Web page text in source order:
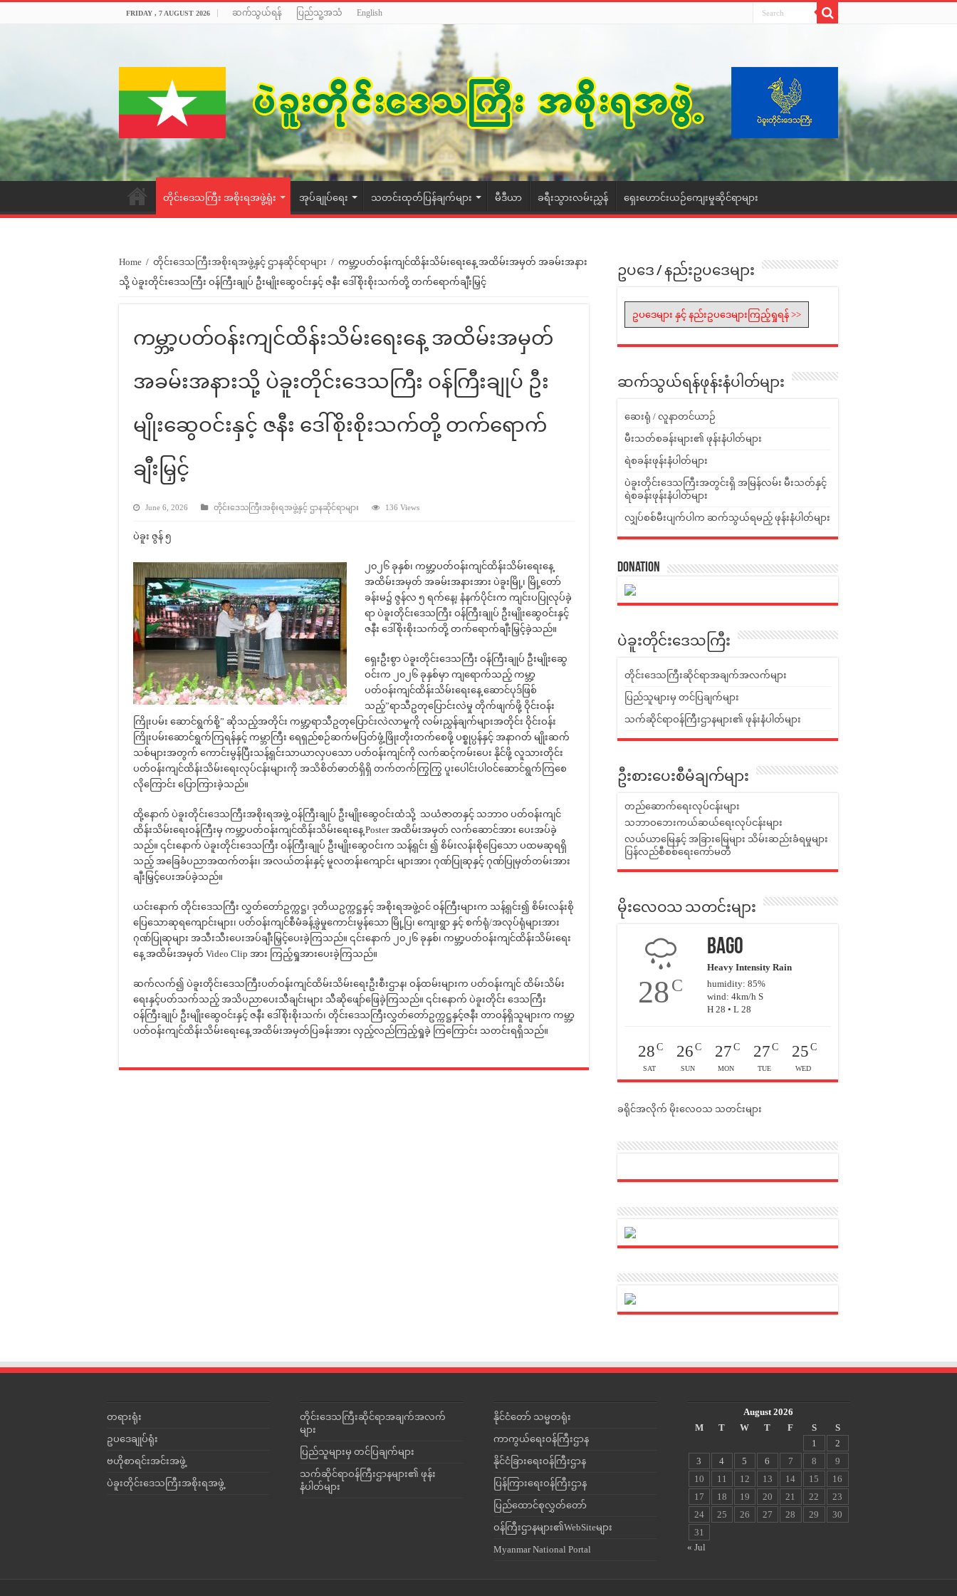
FRIDAY , 7 AUGUST 2026 ဆက်သွယ်ရန် ပြည်သူ့အသံ English
တိုင်းဒေသကြီး အစိုးရအဖွဲ့ရုံး အုပ်ချုပ်ရေး သတင်းထုတ်ပြန်ချက်များ မီဒီယာ ခရီးသွားလမ်းညွှန် ရှေးဟောင်းယဉ်ကျေးမှုဆိုင်ရာများ
Home / တိုင်းဒေသကြီးအစိုးရအဖွဲ့နှင့် ဌာနဆိုင်ရာများ / ကမ္ဘာ့ပတ်ဝန်းကျင်ထိန်းသိမ်းရေးနေ့ အထိမ်းအမှတ် အခမ်းအနား
သို့ ပဲခူးတိုင်းဒေသကြီး ဝန်ကြီးချုပ် ဦးမျိုးဆွေဝင်းနှင့် ဇနီး ဒေါ်စိုးစိုးသက်တို့ တက်ရောက်ချီးမြှင့်
ကမ္ဘာ့ပတ်ဝန်းကျင်ထိန်းသိမ်းရေးနေ့ အထိမ်းအမှတ်
အခမ်းအနားသို့ ပဲခူးတိုင်းဒေသကြီး ဝန်ကြီးချုပ် ဦး
မျိုးဆွေဝင်းနှင့် ဇနီး ဒေါ်စိုးစိုးသက်တို့ တက်ရောက်
ချီးမြှင့်
June 6, 2026 တိုင်းဒေသကြီးအစိုးရအဖွဲ့နှင့် ဌာနဆိုင်ရာများ 136 Views
ပဲခူး ဇွန် ၅
၂၀၂၆ ခုနှစ်၊ ကမ္ဘာ့ပတ်ဝန်းကျင်ထိန်းသိမ်းရေးနေ့
အထိမ်းအမှတ် အခမ်းအနားအား ပဲခူးမြို့၊ မြို့တော်
ခန်းမ၌ ဇွန်လ ၅ ရက်နေ့၊ နံနက်ပိုင်းက ကျင်းပပြုလုပ်ခဲ့
ရာ ပဲခူးတိုင်းဒေသကြီး ဝန်ကြီးချုပ် ဦးမျိုးဆွေဝင်းနှင့်
ဇနီး ဒေါ်စိုးစိုးသက်တို့ တက်ရောက်ချီးမြှင့်ခဲ့သည်။
ရှေးဦးစွာ ပဲခူးတိုင်းဒေသကြီး ဝန်ကြီးချုပ် ဦးမျိုးဆွေ
ဝင်းက ၂၀၂၆ ခုနှစ်မှာ ကျရောက်သည့် ကမ္ဘာ့
ပတ်ဝန်းကျင်ထိန်းသိမ်းရေးနေ့ ဆောင်ပုဒ်ဖြစ်
သည့်”ရာသီဥတုပြောင်းလဲမှု တိုက်ဖျက်ဖို့ ဝိုင်းဝန်း
ကြိုးပမ်း ဆောင်ရွက်စို့” ဆိုသည့်အတိုင်း ကမ္ဘာ့ရာသီဥတုပြောင်းလဲလာမှုကို လမ်းညွှန်ချက်များအတိုင်း ဝိုင်းဝန်း
ကြိုးပမ်းဆောင်ရွက်ကြရန်နှင့် ကမ္ဘာကြီး ရေရှည်စဉ်ဆက်မပြတ်ဖွံ့ဖြိုးတိုးတက်စေဖို့ ပစ္စုပ္ပန်နှင့် အနာဂတ် မျိုးဆက်
သစ်များအတွက် ကောင်းမွန်ပြီးသန့်ရှင်းသာယာလှပသော ပတ်ဝန်းကျင်ကို လက်ဆင့်ကမ်းပေး နိုင်ဖို့ လူသားတိုင်း
ပတ်ဝန်းကျင်ထိန်းသိမ်းရေးလုပ်ငန်းများကို အသိစိတ်ဓာတ်ရှိရှိ တက်တက်ကြွကြွ ပူးပေါင်းပါဝင်ဆောင်ရွက်ကြစေ
လိုကြောင်း ပြောကြားခဲ့သည်။
ထို့နောက် ပဲခူးတိုင်းဒေသကြီးအစိုးရအဖွဲ့ ဝန်ကြီးချုပ် ဦးမျိုးဆွေဝင်းထံသို့ သယံဇာတနှင့် သဘာဝ ပတ်ဝန်းကျင်
ထိန်းသိမ်းရေးဝန်ကြီးမှ ကမ္ဘာ့ပတ်ဝန်းကျင်ထိန်းသိမ်းရေးနေ့ Poster အထိမ်းအမှတ် လက်ဆောင်အား ပေးအပ်ခဲ့
သည်။ ၎င်းနောက် ပဲခူးတိုင်းဒေသကြီး ဝန်ကြီးချုပ် ဦးမျိုးဆွေဝင်းက သန့်ရှင်း ၍ စိမ်းလန်းစိုပြေသော ပထမဆုရရှိ
သည့် အခြေခံပညာအထက်တန်း၊ အလယ်တန်းနှင့် မူလတန်းကျောင်း များအား ဂုဏ်ပြုဆုနှင့် ဂုဏ်ပြုမှတ်တမ်းအား
ချီးမြှင့်ပေးအပ်ခဲ့သည်။
ယင်းနောက် တိုင်းဒေသကြီး လွှတ်တော်ဥက္ကဋ္ဌ၊ ဒုတိယဥက္ကဋ္ဌနှင့် အစိုးရအဖွဲ့ဝင် ဝန်ကြီးများက သန့်ရှင်း၍ စိမ်းလန်းစို
ပြေသောဆုရကျောင်းများ၊ ပတ်ဝန်းကျင်စီမံခန့်ခွဲမှုကောင်းမွန်သော မြို့ပြ၊ ကျေးရွာ နှင့် စက်ရုံ/အလုပ်ရုံများအား
ဂုဏ်ပြုဆုများ အသီးသီးပေးအပ်ချီးမြှင့်ပေးခဲ့ကြသည်။ ၎င်းနောက် ၂၀၂၆ ခုနှစ်၊ ကမ္ဘာ့ပတ်ဝန်းကျင်ထိန်းသိမ်းရေး
နေ့ အထိမ်းအမှတ် Video Clip အား ကြည့်ရှုအားပေးခဲ့ကြသည်။
ဆက်လက်၍ ပဲခူးတိုင်းဒေသကြီးပတ်ဝန်းကျင်ထိမ်းသိမ်းရေးဦးစီးဌာန၊ ဝန်ထမ်းများက ပတ်ဝန်းကျင် ထိမ်းသိမ်း
ရေးနှင့်ပတ်သက်သည့် အသိပညာပေးသီချင်းများ သီဆိုဖျော်ဖြေခဲ့ကြသည်။ ၎င်းနောက် ပဲခူးတိုင်း ဒေသကြီး
ဝန်ကြီးချုပ် ဦးမျိုးဆွေဝင်းနှင့် ဇနီး ဒေါ်စိုးစိုးသက်၊ တိုင်းဒေသကြီးလွှတ်တော်ဥက္ကဋ္ဌနှင့်ဇနီး တာဝန်ရှိသူများက ကမ္ဘာ့
ပတ်ဝန်းကျင်ထိန်းသိမ်းရေးနေ့ အထိမ်းအမှတ်ပြခန်းအား လှည့်လည်ကြည့်ရှုခဲ့ ကြကြောင်း သတင်းရရှိသည်။
ဥပဒေ / နည်းဥပဒေများ
ဥပဒေများ နှင့် နည်းဥပဒေများကြည့်ရှုရန် >>
ဆက်သွယ်ရန်ဖုန်းနံပါတ်များ
ဆေးရုံ / လူနာတင်ယာဉ်
မီးသတ်စခန်းများ၏ ဖုန်းနံပါတ်များ
ရဲစခန်းဖုန်းနံပါတ်များ
ပဲခူးတိုင်းဒေသကြီးအတွင်းရှိ အမြန်လမ်း မီးသတ်နှင့်
ရဲစခန်းဖုန်းနံပါတ်များ
လျှပ်စစ်မီးပျက်ပါက ဆက်သွယ်ရမည့် ဖုန်းနံပါတ်များ
Donation
ပဲခူးတိုင်းဒေသကြီး
တိုင်းဒေသကြီးဆိုင်ရာအချက်အလက်များ
ပြည်သူများမှ တင်ပြချက်များ
သက်ဆိုင်ရာဝန်ကြီးဌာနများ၏ ဖုန်းနံပါတ်များ
ဦးစားပေးစီမံချက်များ
တည်ဆောက်ရေးလုပ်ငန်းများ
သဘာဝဘေးကယ်ဆယ်ရေးလုပ်ငန်းများ
လယ်ယာမြေနှင့် အခြားမြေများ သိမ်းဆည်းခံရမှုများ
ပြန်လည်စီစစ်ရေးကော်မတီ
မိုးလေဝသ သတင်းများ
28C
Bago
Heavy Intensity Rain
humidity: 85%
wind: 4km/h S
H 28 • L 28
28 C
SAT
26 C
SUN
27 C
MON
27 C
TUE
25 C
WED
ခရိုင်အလိုက် မိုးလေဝသ သတင်းများ
တရားရုံး
ဥပဒေချုပ်ရုံး
ဗဟိုစာရင်းအင်းအဖွဲ့
ပဲခူးတိုင်းဒေသကြီးအစိုးရအဖွဲ့
တိုင်းဒေသကြီးဆိုင်ရာအချက်အလက်
များ
ပြည်သူများမှ တင်ပြချက်များ
သက်ဆိုင်ရာဝန်ကြီးဌာနများ၏ ဖုန်း
နံပါတ်များ
နိုင်ငံတော် သမ္မတရုံး
ကာကွယ်ရေးဝန်ကြီးဌာန
နိုင်ငံခြားရေးဝန်ကြီးဌာန
ပြန်ကြားရေးဝန်ကြီးဌာန
ပြည်ထောင်စုလွှတ်တော်
ဝန်ကြီးဌာနများ၏WebSiteများ
Myanmar National Portal
August 2026
M
T W T F S
S
1
2
3
4 5 6 7 8
9
10
11 12 13 14 15
16
17
18 19 20 21 22
23
24
25 26 27 28 29
30
31
« Jul